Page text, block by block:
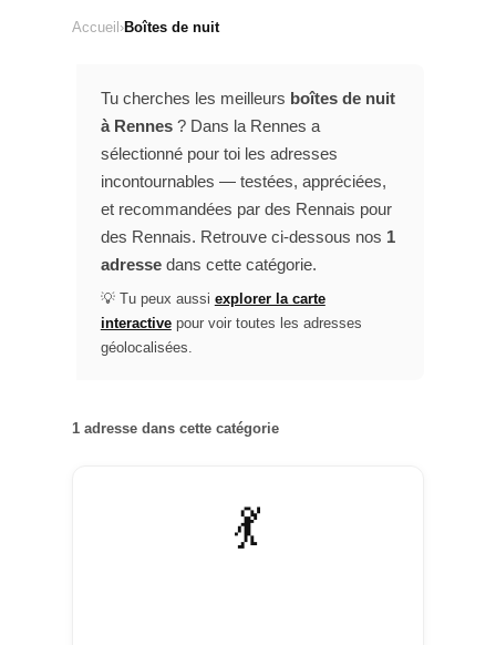
Accueil ›Boîtes de nuit
Tu cherches les meilleurs boîtes de nuit
à Rennes? Dans la Rennes a
sélectionné pour toi les adresses
incontournables — testées, appréciées,
et recommandées par des Rennais pour
des Rennais. Retrouve ci-dessous nos 1
adressedans cette catégorie.
💡 Tu peux aussi explorer la carte
interactivepour voir toutes les adresses
géolocalisées.
1 adresse dans cette catégorie
💃